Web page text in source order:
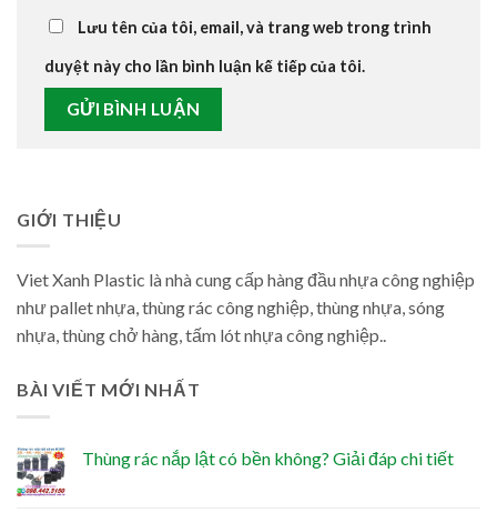
Lưu tên của tôi, email, và trang web trong trình
duyệt này cho lần bình luận kế tiếp của tôi.
GIỚI THIỆU
Viet Xanh Plastic là nhà cung cấp hàng đầu nhựa công nghiệp
như pallet nhựa, thùng rác công nghiệp, thùng nhựa, sóng
nhựa, thùng chở hàng, tấm lót nhựa công nghiệp..
BÀI VIẾT MỚI NHẤT
Thùng rác nắp lật có bền không? Giải đáp chi tiết